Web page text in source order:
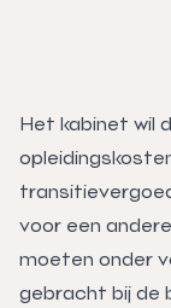
Het kabinet wil
voor een
moeten onder
gebracht bij de